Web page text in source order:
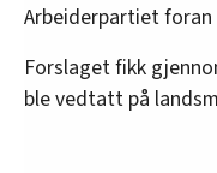
Arbeiderpartiet
Forslaget fikk
ble vedtatt på